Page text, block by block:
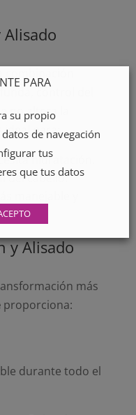
control del
no altera la
ideal para:
hidratación.
del cabello.
manejable y
y Alisado
más
proporciona:
durante todo el
PARA
su propio
de navegación
tus
que tus datos